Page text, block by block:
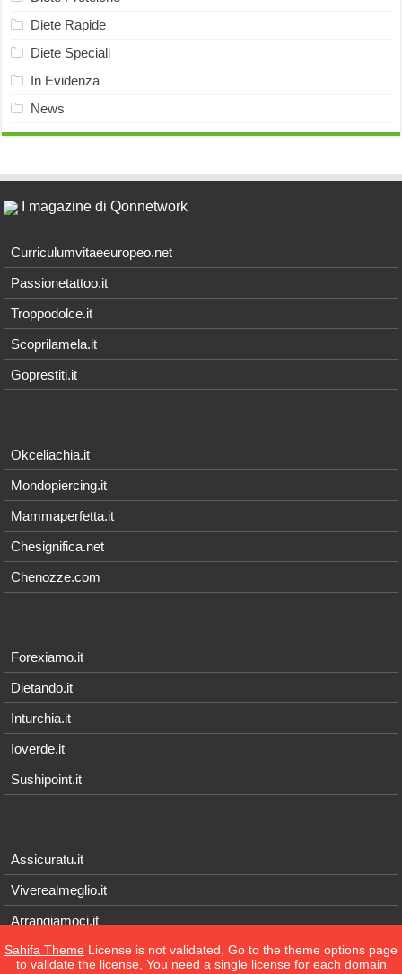
Diete Rapide
Diete Speciali
In Evidenza
News
I magazine di Qonnetwork
Curriculumvitaeeuropeo.net
Passionetattoo.it
Troppodolce.it
Scoprilamela.it
Goprestiti.it
Okceliachia.it
Mondopiercing.it
Mammaperfetta.it
Chesignifica.net
Chenozze.com
Forexiamo.it
Dietando.it
Inturchia.it
Ioverde.it
Sushipoint.it
Assicuratu.it
Viverealmeglio.it
Arrangiamoci.it
Tecnichef.it
Sahifa Theme License is not validated, Go to the theme options page
to validate the license, You need a single license for each domain